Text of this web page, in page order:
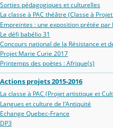
Sorties pédagogiques et culturelles
La classe à PAC théâtre (Classe à
Empreintes : une exposition prétée
Le défi babélio 31
Concours national de la Résistance et
Projet Marie Curie 2017
Printemps des poètes : Afrique(s)
Actions projets 2015-2016
La classe à PAC (Projet artistique et
Langues et culture de l'Antiquité
Echange Quebec-France
DP3